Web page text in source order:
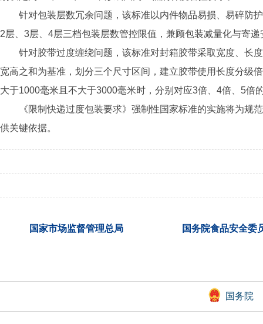
针对包装层数冗余问题，该标准以内件物品易损、易碎防
2层、3层、4层三档包装层数管控限值，兼顾包装减量化与寄递
针对胶带过度缠绕问题，该标准对封箱胶带采取宽度、长
宽高之和为基准，划分三个尺寸区间，建立胶带使用长度分级
大于1000毫米且不大于3000毫米时，分别对应3倍、4倍、5倍
《限制快递过度包装要求》强制性国家标准的实施将为
供关键依据。
国家市场监督管理总局 国务院食品安全委
国务院